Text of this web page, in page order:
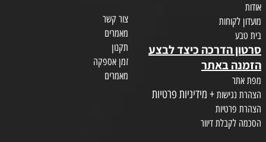
אודות
מועדון לקוחות
בית טבע
סרטון הדרכה כיצד לבצע
הזמנה באתר
מפת אתר
הצהרת נגישות + מידיניות פרטיות
הצהרת פרטיות
הסכמה לקבלת דיוור
צור קשר
מאמרים
תקנון
זמן אספקה
מאמרים